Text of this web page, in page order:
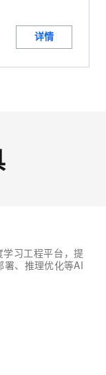
详情
习工程平台，提
、推理优化等AI